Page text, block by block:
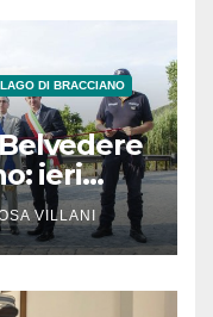
DI BRACCIANO
ieri
VILLANI